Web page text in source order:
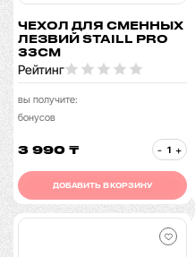
ЧЕХОЛ ДЛЯ СМЕННЫХ
ЛЕЗВИЙ STAILL PRO
33СМ
Рейтинг
вы получите:
бонусов
3 990 ₸ - +
ДОБАВИТЬ В КОРЗИНУ